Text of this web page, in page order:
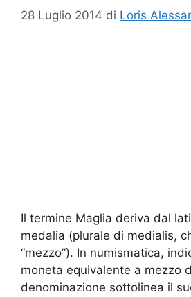
28 Luglio 2014 di Loris
Il termine Maglia deriva dal
medalia (plurale di medialis,
“mezzo”). In numismatica,
moneta equivalente a mezzo
denominazione sottolinea il